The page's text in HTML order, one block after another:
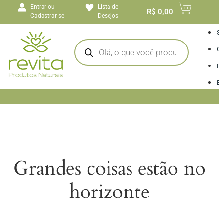
conteúdoEntrar ou
Cadastrar-se
Lista de
Desejos
R$ 0,00
Grandes coisas estão no
horizonte